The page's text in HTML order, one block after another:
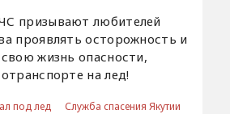
призывают любителей
проявлять осторожность и
жизнь опасности,
на лед!
под лед
Служба спасения Якутии